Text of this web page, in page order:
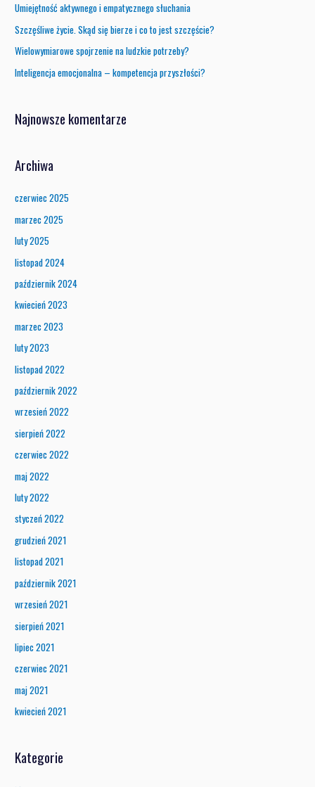
Umiejętność aktywnego i empatycznego słuchania
Szczęśliwe życie. Skąd się bierze i co to jest szczęście?
Wielowymiarowe spojrzenie na ludzkie potrzeby?
Inteligencja emocjonalna – kompetencja przyszłości?
Najnowsze komentarze
Archiwa
czerwiec 2025
marzec 2025
luty 2025
listopad 2024
październik 2024
kwiecień 2023
marzec 2023
luty 2023
listopad 2022
październik 2022
wrzesień 2022
sierpień 2022
czerwiec 2022
maj 2022
luty 2022
styczeń 2022
grudzień 2021
listopad 2021
październik 2021
wrzesień 2021
sierpień 2021
lipiec 2021
czerwiec 2021
maj 2021
kwiecień 2021
Kategorie